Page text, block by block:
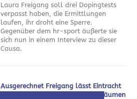
Laura Freigang soll drei Dopingtests
verpasst haben, die Ermittlungen
laufen, ihr droht eine Sperre.
Gegenüber dem hr-sport äußerte sie
sich nun in einem Interview zu dieser
Causa.
Ausgerechnet Freigang lässt Eintracht
weiter von Champions League träumen